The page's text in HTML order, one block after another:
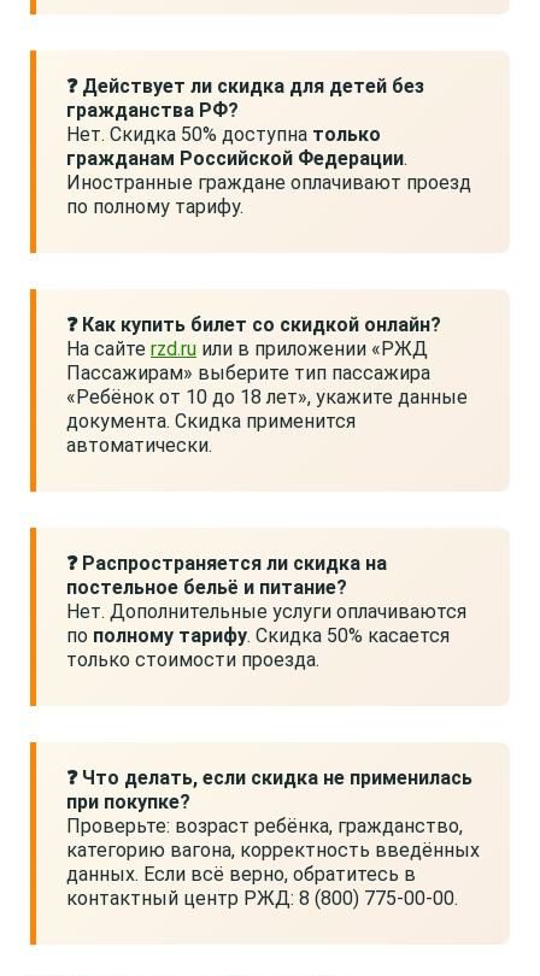
❓ Действует ли скидка для детей без
гражданства РФ?
Нет. Скидка 50% доступна только
гражданам Российской Федерации.
Иностранные граждане оплачивают проезд
по полному тарифу.
❓ Как купить билет со скидкой онлайн?
На сайте rzd.ru или в приложении «РЖД
Пассажирам» выберите тип пассажира
«Ребёнок от 10 до 18 лет», укажите данные
документа. Скидка применится
автоматически.
❓ Распространяется ли скидка на
постельное бельё и питание?
Нет. Дополнительные услуги оплачиваются
по полному тарифу. Скидка 50% касается
только стоимости проезда.
❓ Что делать, если скидка не применилась
при покупке?
Проверьте: возраст ребёнка, гражданство,
категорию вагона, корректность введённых
данных. Если всё верно, обратитесь в
контактный центр РЖД: 8 (800) 775-00-00.